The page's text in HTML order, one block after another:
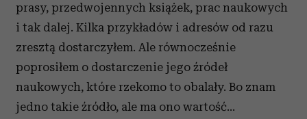
prasy, przedwojennych książek, prac naukowych
i tak dalej. Kilka przykładów i adresów od razu
zresztą dostarczyłem. Ale równocześnie
poprosiłem o dostarczenie jego źródeł
naukowych, które rzekomo to obalały. Bo znam
jedno takie źródło, ale ma ono wartość…